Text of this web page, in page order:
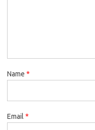
Name *
Email *